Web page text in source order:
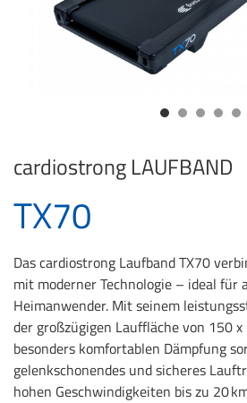
cardiostrongLAUFBAND
TX70
Das cardiostrong Laufband TX70
mit moderner Technologie – ideal für
Heimanwender. Mit seinem
der großzügigen Lauffläche von 150 x
besonders komfortablen Dämpfung
gelenkschonendes und sicheres
hohen Geschwindigkeiten bis zu 20